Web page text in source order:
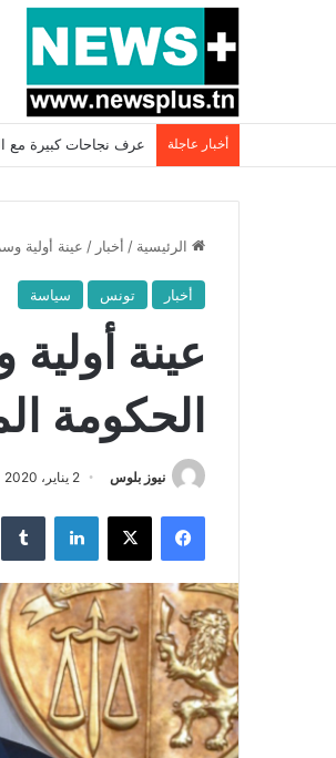
أخبار عاجلة بسبب المرزوقي
الرئيسية / أخبار / عينة أولية
أخبار تونس سياسة
عينة
الحكومة
نيوز بلوس 2 يناير، 2020
فيسبوك X لينكدإن